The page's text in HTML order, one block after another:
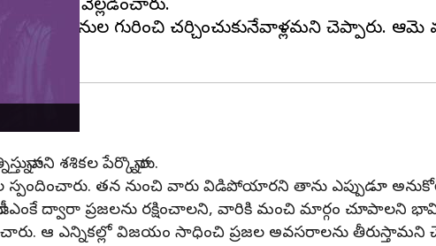
వెల్లడించారు.
పనుల గురించి చర్చించుకునేవాళ్లమని చెప్పారు. ఆమె
శశికల పేర్కొన్నారు.
స్పందించారు. తన నుంచి వారు విడిపోయారని తాను ఎప్పుడూ
ప్రజలను రక్షించాలని, వారికి మంచి మార్గం చూపాలని
ఆ ఎన్నికల్లో విజయం సాధించి ప్రజల అవసరాలను తీరుస్తామని